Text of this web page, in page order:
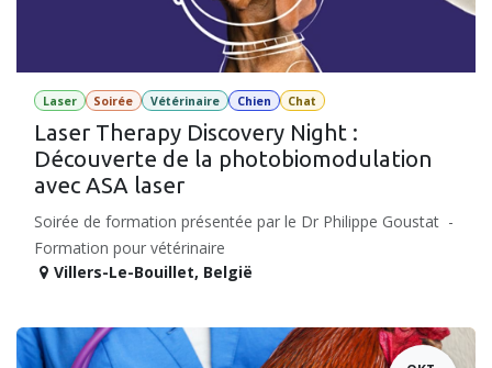
Laser Soirée Vétérinaire Chien Chat
Laser Therapy Discovery Night :
Découverte de la photobiomodulation
avec ASA laser
Soirée de formation présentée par le Dr Philippe Goustat -
Formation pour vétérinaire
Villers-Le-Bouillet, België